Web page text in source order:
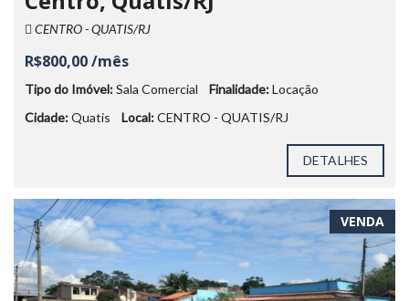
CENTRO - QUATIS/RJ
R$800,00 /mês
Tipo do Imóvel:Sala Comercial Finalidade:Locação
Cidade:Quatis Local:CENTRO - QUATIS/RJ
DETALHES
VENDA